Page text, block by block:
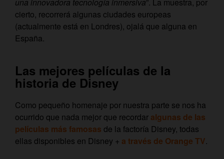
cierto, recorrerá algunas ciudades europeas
(actualmente está en Londres), ojalá que alguna en
España.
Las mejores películas de la
historia de Disney
Como pequeño homenaje por nuestra parte se nos ha
ocurrido que nada mejor que recordar algunas de las
películas más famosas de la factoría Disney, todas
ellas disponibles en Disney + a través de Orange TV.